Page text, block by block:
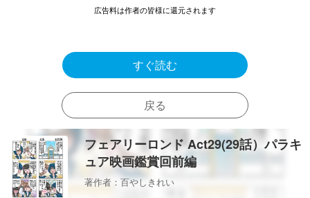
広告料は作者の皆様に還元されます
すぐ読む
戻る
フェアリーロンド Act29(29話）パラキ
ュア映画鑑賞回前編
著作者：百やしきれい